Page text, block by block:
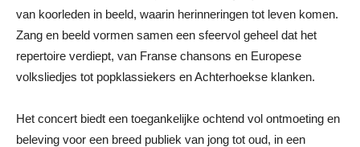
van koorleden in beeld, waarin herinneringen tot leven komen.
Zang en beeld vormen samen een sfeervol geheel dat het
repertoire verdiept, van Franse chansons en Europese
volksliedjes tot popklassiekers en Achterhoekse klanken.
Het concert biedt een toegankelijke ochtend vol ontmoeting en
beleving voor een breed publiek van jong tot oud, in een